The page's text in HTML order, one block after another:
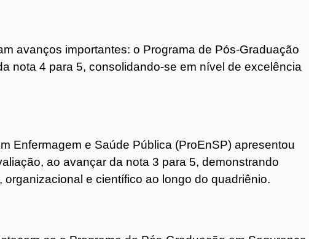
avanços importantes: o Programa de Pós-Graduação
nota 4 para 5, consolidando-se em nível de excelência
Enfermagem e Saúde Pública (ProEnSP) apresentou
ao avançar da nota 3 para 5, demonstrando
e científico ao longo do quadriênio.